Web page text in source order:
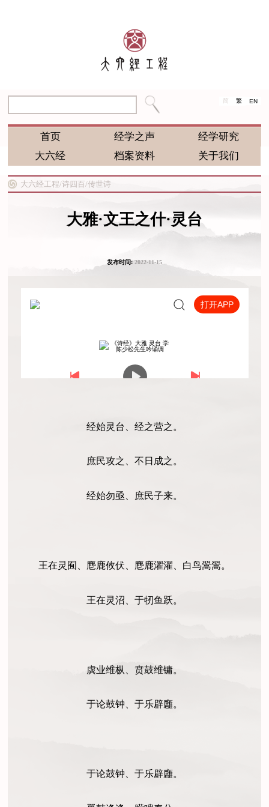
简 繁 EN
首页 经学之声
经学研究
大六经
档案资料 关于我们
大六经工程/诗四百/传世诗
大雅·文王之什·灵台
发布时间:2022-11-15
经始灵台、经之营之。
庶民攻之、不日成之。
经始勿亟、庶民子来。
王在灵囿、麀鹿攸伏、麀鹿濯濯、白鸟翯翯。
王在灵沼、于牣鱼跃。
虡业维枞、贲鼓维镛。
于论鼓钟、于乐辟廱。
于论鼓钟、于乐辟廱。